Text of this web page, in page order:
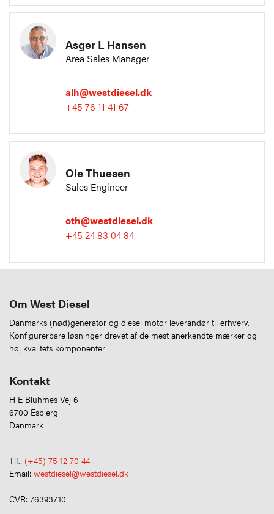
Asger L Hansen
Area Sales Manager
alh@westdiesel.dk
+45 76 11 41 67
Ole Thuesen
Sales Engineer
oth@westdiesel.dk
+45 24 83 04 84
Om West Diesel
Danmarks (nød)generator og diesel motor leverandør til erhverv.
Konfigurerbare løsninger drevet af de mest anerkendte mærker og
høj kvalitets komponenter
Kontakt
H E Bluhmes Vej 6
6700 Esbjerg
Danmark
Tlf.: (+45) 75 12 70 44
Email: westdiesel@westdiesel.dk
CVR: 76393710